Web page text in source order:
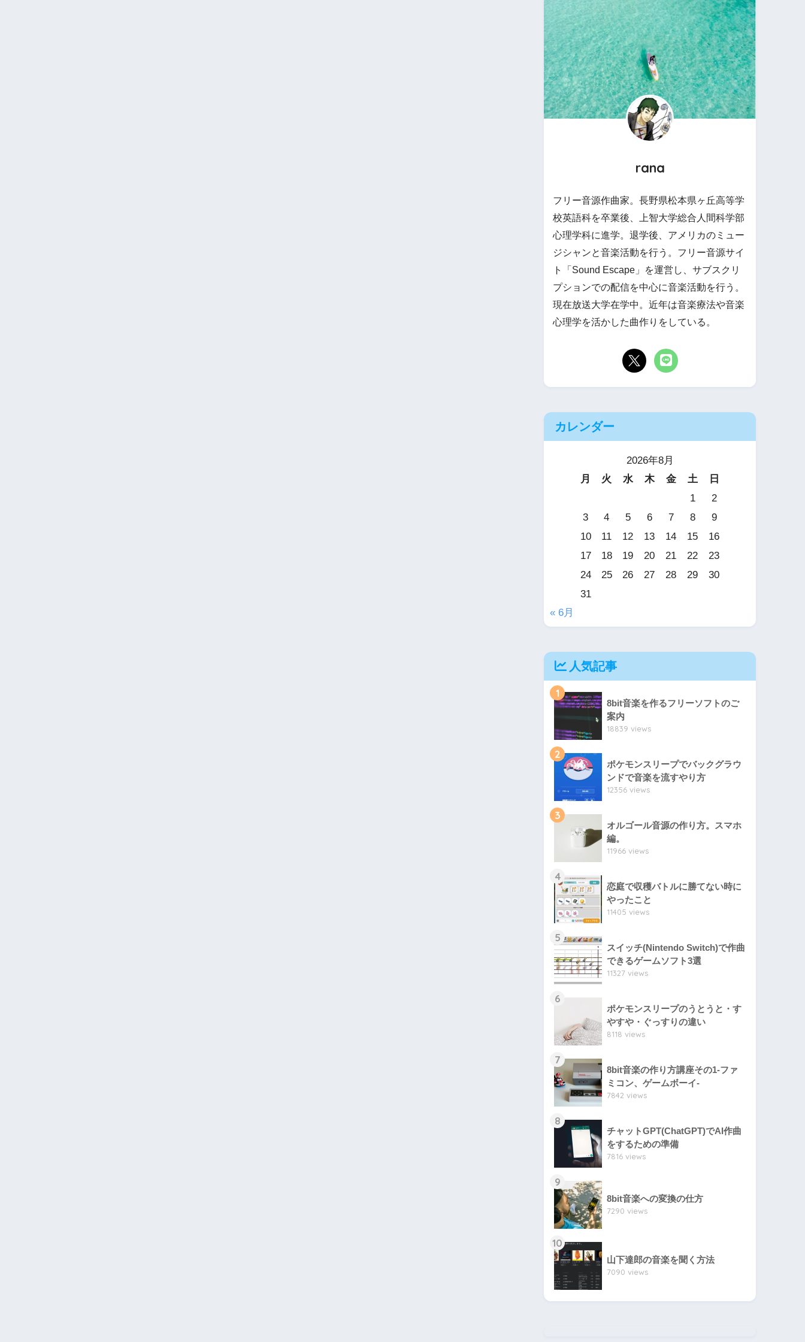
rana
フリー音源作曲家。長野県松本県ヶ丘高等学
校英語科を卒業後、上智大学総合人間科学部
心理学科に進学。退学後、アメリカのミュー
ジシャンと音楽活動を行う。フリー音源サイ
ト「Sound Escape」を運営し、サブスクリ
プションでの配信を中心に音楽活動を行う。
現在放送大学在学中。近年は音楽療法や音楽
心理学を活かした曲作りをしている。
カレンダー
2026年8月
月
火 水 木 金 土
日
1
2
3
4 5 6 7 8
9
10
11 12 13 14 15
16
17
18 19 20 21 22
23
24
25 26 27 28 29
30
31
« 6月
人気記事
1
8bit音楽を作るフリーソフトのご
案内
18839 views
2
ポケモンスリープでバックグラウ
ンドで音楽を流すやり方
12356 views
3
オルゴール音源の作り方。スマホ
編。
11966 views
4
恋庭で収穫バトルに勝てない時に
やったこと
11405 views
5
スイッチ(Nintendo Switch)で作曲
できるゲームソフト3選
11327 views
6
ポケモンスリープのうとうと・す
やすや・ぐっすりの違い
8118 views
7
8bit音楽の作り方講座その1-ファ
ミコン、ゲームボーイ-
7842 views
8
チャットGPT(ChatGPT)でAI作曲
をするための準備
7816 views
9
8bit音楽への変換の仕方
7290 views
10
山下達郎の音楽を聞く方法
7090 views